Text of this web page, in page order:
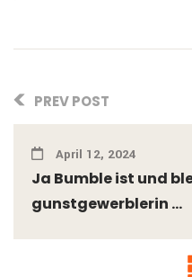
PREV POST
April 12, 2024
Ja Bumble ist und
gunstgewerblerin ...